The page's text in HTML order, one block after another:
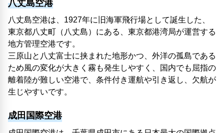
八丈島空港
八丈島空港は、1927年に旧海軍飛行場として誕生した、
東京都八丈町（八丈島）にある、東京都港湾局が運営する
地方管理空港です。
三原山と八丈富士に挟まれた地形かつ、外洋の孤島である
ため風の変化が大きく霧も発生しやすく、国内でも屈指の
離着陸が難しい空港で、条件付き運航や引き返し、欠航が
生じやすいです。
成田国際空港